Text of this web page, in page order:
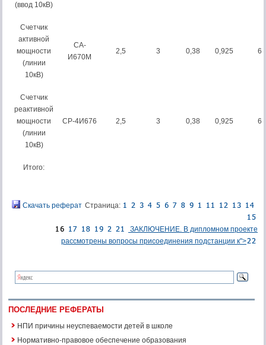
(ввод 10кВ)
Счетчик
активной
мощности
(линии
10кВ)
СА-
И670М
2,5 3 0,38 0,925 6
Счетчик
реактивной
мощности
(линии
10кВ)
СР-4И676 2,5 3 0,38 0,925 6
Итого:
Скачать реферат Страница:
ЗАКЛЮЧЕНИЕ. В дипломном проекте
рассмотрены вопросы присоединения подстанции к">
ПОСЛЕДНИЕ РЕФЕРАТЫ
НПИ причины неуспеваемости детей в школе
Нормативно-правовое обеспечение образования